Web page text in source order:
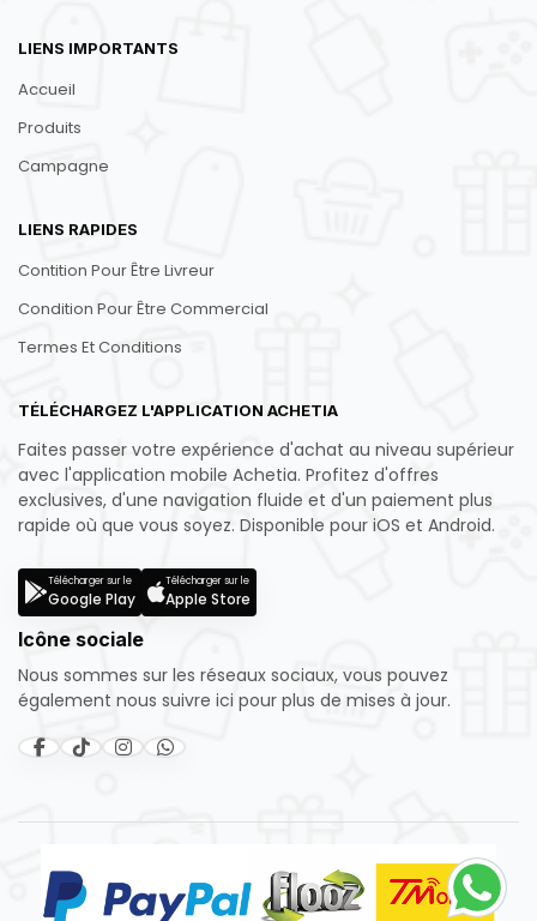
LIENS IMPORTANTS
Accueil
Produits
Campagne
LIENS RAPIDES
Contition Pour Être Livreur
Condition Pour Être Commercial
Termes Et Conditions
TÉLÉCHARGEZ L'APPLICATION ACHETIA
Faites passer votre expérience d'achat au niveau supérieur
avec l'application mobile Achetia. Profitez d'offres
exclusives, d'une navigation fluide et d'un paiement plus
rapide où que vous soyez. Disponible pour iOS et Android.
Télécharger sur le
Google Play
Télécharger sur le
Apple Store
Icône sociale
Nous sommes sur les réseaux sociaux, vous pouvez
également nous suivre ici pour plus de mises à jour.